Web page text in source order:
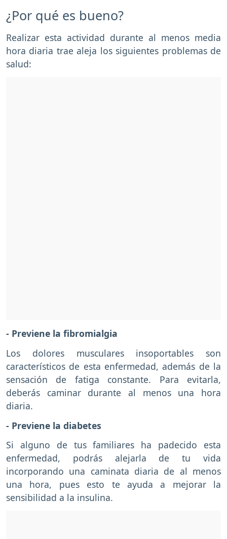
¿Por qué es bueno?
Realizar esta actividad durante al menos media
hora diaria trae aleja los siguientes problemas de
salud:
- Previene la fibromialgia
Los dolores musculares insoportables son
característicos de esta enfermedad, además de la
sensación de fatiga constante. Para evitarla,
deberás caminar durante al menos una hora
diaria.
- Previene la diabetes
Si alguno de tus familiares ha padecido esta
enfermedad, podrás alejarla de tu vida
incorporando una caminata diaria de al menos
una hora, pues esto te ayuda a mejorar la
sensibilidad a la insulina.